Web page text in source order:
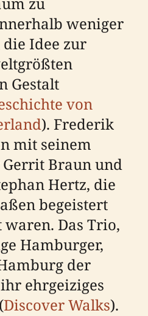
weniger
die Idee zur
Gestalt
von
). Frederik
mit seinem
Braun und
Hertz, die
begeistert
Das Trio,
Hamburger,
der
ehrgeiziges
Discover Walks).